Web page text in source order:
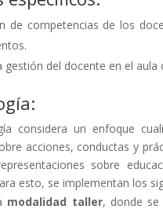
de competencias de los
gestión del docente en el
considera un enfoque
acciones, conductas y
sobre
esto, se implementan los
modalidad taller, donde se